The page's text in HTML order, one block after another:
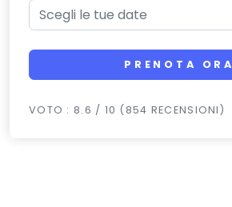
PRENOTA ORA
VOTO : 8.6 / 10 (854 RECENSIONI)